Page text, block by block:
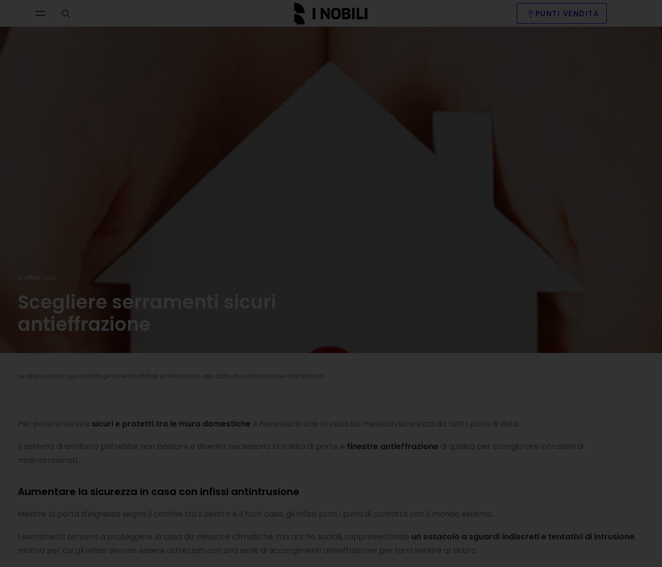
PUNTI VENDITA
15 APRILE 2021
Scegliere serramenti sicuri
antieffrazione
Le disposizioni riguardanti gli incentivi statali si riferiscono alla data di pubblicazione dell’articolo.
Per potersi sentire sicuri e protetti tra le mura domestiche è necessario che la casa sia messa in sicurezza da tutti i punti di vista.
Il sistema di antifurto potrebbe non bastare e diventa necessaria la scelta di porte e finestre antieffrazione di qualità per scongiurare intrusioni di
malintenzionati.
Aumentare la sicurezza in casa con infissi antintrusione
Mentre la porta d’ingresso segna il confine tra il dentro e il fuori casa, gli infissi sono i punti di contatto con il mondo esterno.
I serramenti servono a proteggere la casa da minacce climatiche, ma anche sociali, rappresentando un ostacolo a sguardi indiscreti e tentativi di intrusione,
motivo per cui gli infissi devono essere attrezzati con una serie di accorgimenti antieffrazione per farci sentire al sicuro.